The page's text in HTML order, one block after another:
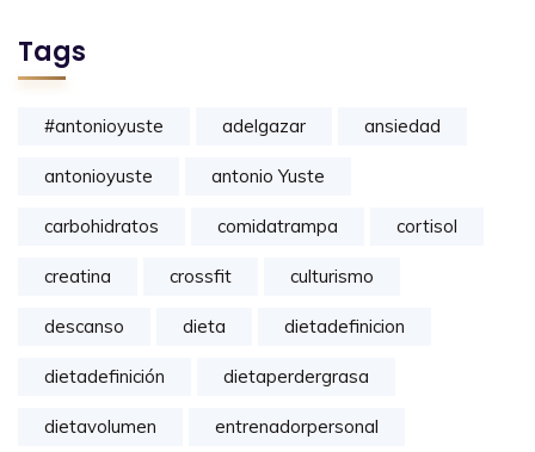
Tags
#antonioyuste adelgazar ansiedad
antonioyuste antonio Yuste
carbohidratos comidatrampa cortisol
creatina crossfit culturismo
descanso dieta dietadefinicion
dietadefinición dietaperdergrasa
dietavolumen entrenadorpersonal